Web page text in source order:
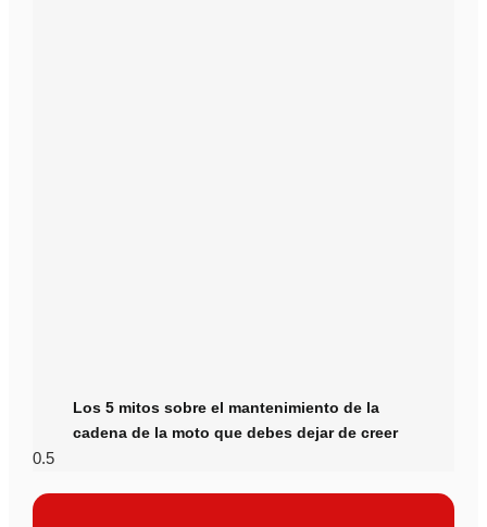
Los 5 mitos sobre el mantenimiento de la
cadena de la moto que debes dejar de creer